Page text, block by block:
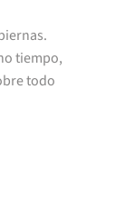
tiempo,
todo